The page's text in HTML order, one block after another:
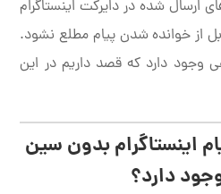
ارسال شده در دایرکت اینستاگرام
از خوانده شدن پیام مطلع نشود.
وجود دارد که قصد داریم در این
اینستاگرام بدون سین
دارد؟